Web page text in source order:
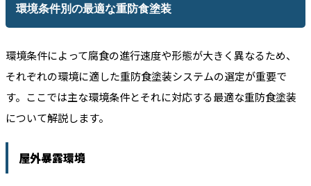
環境条件別の最適な重防食塗装
環境条件によって腐食の進行速度や形態が大きく異なるため、
それぞれの環境に適した重防食塗装システムの選定が重要で
す。ここでは主な環境条件とそれに対応する最適な重防食塗装
について解説します。
屋外暴露環境